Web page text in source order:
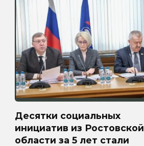
Десятки социальных
инициатив из Ростовской
области за 5 лет стали